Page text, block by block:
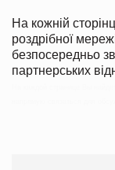
На кожній
роздрібної
безпосередньо
партнерських